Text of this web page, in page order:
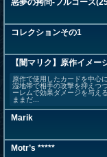
悪夢の拷問-フルコース
コレクションその1
【闇マリク】原作イメー
原作で使用したカードを中心
湿地帯で相手の攻撃を抑えつ
ーレムで効果ダメージを与え
ままだ...
Marik
Motr’s *****